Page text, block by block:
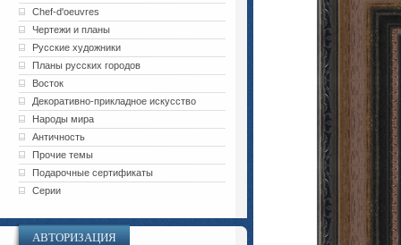
Chef-d'oeuvres
Чертежи и планы
Русские художники
Планы русских городов
Восток
Декоративно-прикладное искусство
Народы мира
Античность
Прочие темы
Подарочные сертификаты
Серии
АВТОРИЗАЦИЯ